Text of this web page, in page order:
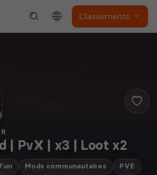
Classements
| PvX | x3 | Loot x2
Fun Mods communautaires PVE